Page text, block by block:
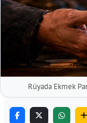
Rüyada Ekmek